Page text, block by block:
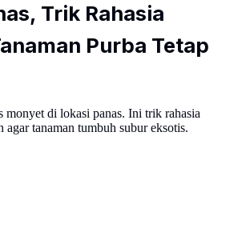
Trik Rahasia
Purba Tetap
monyet di lokasi panas. Ini trik rahasia
agar tanaman tumbuh subur eksotis.